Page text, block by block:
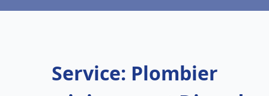
Service: Plombier